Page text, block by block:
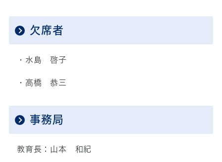
欠席者
・水島 啓子
・高橋 恭三
事務局
教育長：山本 和紀